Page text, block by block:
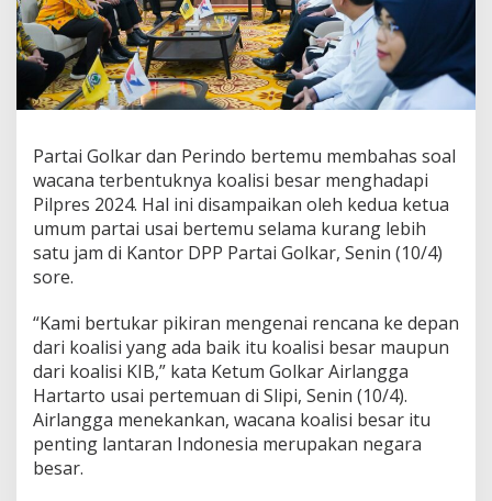
i
n
d
o
B
e
e
m
u
d
i
S
p
,
B
a
h
a
Partai Golkar dan Perindo bertemu membahas soal
wacana terbentuknya koalisi besar menghadapi
Pilpres 2024. Hal ini disampaikan oleh kedua ketua
umum partai usai bertemu selama kurang lebih
satu jam di Kantor DPP Partai Golkar, Senin (10/4)
sore.
“Kami bertukar pikiran mengenai rencana ke depan
dari koalisi yang ada baik itu koalisi besar maupun
dari koalisi KIB,” kata Ketum Golkar Airlangga
Hartarto usai pertemuan di Slipi, Senin (10/4).
Airlangga menekankan, wacana koalisi besar itu
penting lantaran Indonesia merupakan negara
besar.